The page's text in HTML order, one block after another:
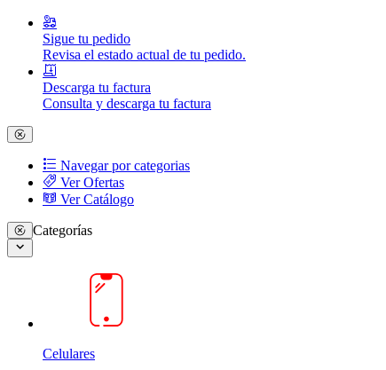
Sigue tu pedido
Revisa el estado actual de tu pedido.
Descarga tu factura
Consulta y descarga tu factura
Navegar por categorias
Ver Ofertas
Ver Catálogo
Categorías
Celulares